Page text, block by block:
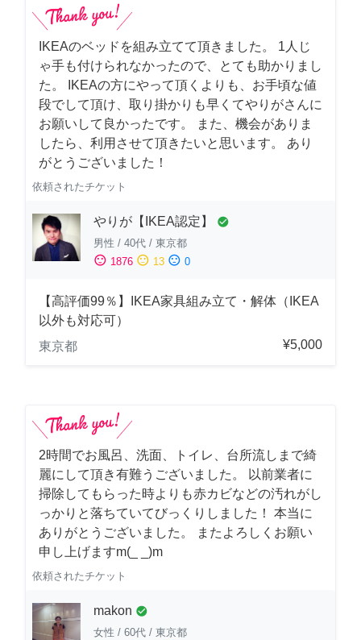
IKEAのベッドを組み立てて頂きました。 1人じ
ゃ手も付けられなかったので、とても助かりまし
た。 IKEAの方にやって頂くよりも、お手頃な値
段でして頂け、取り掛かりも早くてやりがさんに
お願いして良かったです。 また、機会がありま
したら、利用させて頂きたいと思います。 あり
がとうございました！
依頼されたチケット
やりが【IKEA認定】 check_circle
男性 / 40代 / 東京都
sentiment_satisfied 1876 sentiment_neutral 13 sentiment_dissatisfied 0
【高評価99％】IKEA家具組み立て・解体（IKEA
以外も対応可）
東京都
¥5,000
2時間でお風呂、洗面、トイレ、台所流しまで綺
麗にして頂き有難うございました。 以前業者に
掃除してもらった時よりも赤カビなどの汚れがし
っかりと落ちていてびっくりしました！ 本当に
ありがとうございました。 またよろしくお願い
申し上げますm(_ _)m
依頼されたチケット
makon check_circle
女性 / 60代 / 東京都